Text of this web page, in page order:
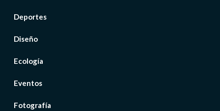
Deportes
Diseño
Ecología
Eventos
Fotografía